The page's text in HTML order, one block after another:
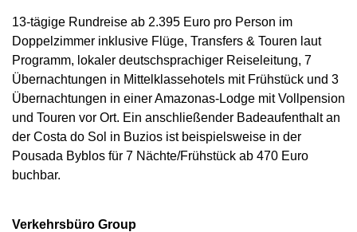
13-tägige Rundreise ab 2.395 Euro pro Person im
Doppelzimmer inklusive Flüge, Transfers & Touren laut
Programm, lokaler deutschsprachiger Reiseleitung, 7
Übernachtungen in Mittelklassehotels mit Frühstück und 3
Übernachtungen in einer Amazonas-Lodge mit Vollpension
und Touren vor Ort. Ein anschließender Badeaufenthalt an
der Costa do Sol in Buzios ist beispielsweise in der
Pousada Byblos für 7 Nächte/Frühstück ab 470 Euro
buchbar.
Verkehrsbüro Group